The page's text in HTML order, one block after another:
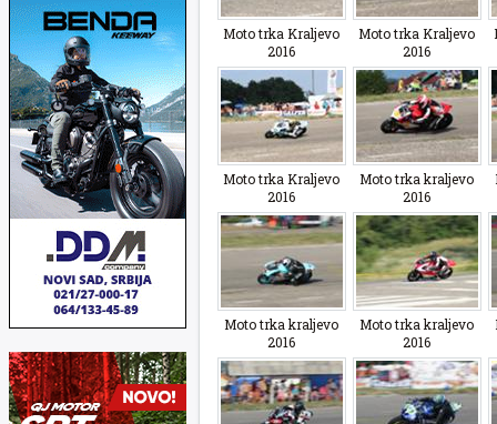
Moto trka Kraljevo
2016
Moto trka Kraljevo
2016
Moto trka Kraljevo
2016
Moto trka kraljevo
2016
Moto trka kraljevo
2016
Moto trka kraljevo
2016